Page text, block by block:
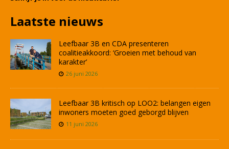
Laatste nieuws
Leefbaar 3B en CDA presenteren
coalitieakkoord: ‘Groeien met behoud van
karakter’
26 juni 2026
Leefbaar 3B kritisch op LOO2: belangen eigen
inwoners moeten goed geborgd blijven
11 juni 2026